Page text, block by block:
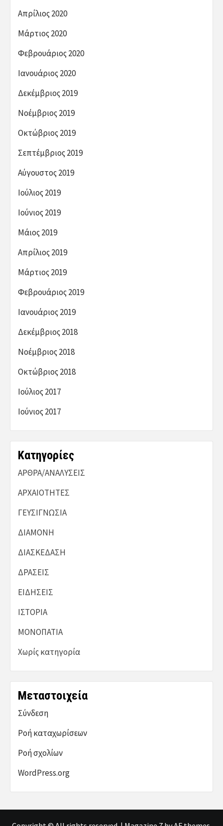
Απρίλιος 2020
Μάρτιος 2020
Φεβρουάριος 2020
Ιανουάριος 2020
Δεκέμβριος 2019
Νοέμβριος 2019
Οκτώβριος 2019
Σεπτέμβριος 2019
Αύγουστος 2019
Ιούλιος 2019
Ιούνιος 2019
Μάιος 2019
Απρίλιος 2019
Μάρτιος 2019
Φεβρουάριος 2019
Ιανουάριος 2019
Δεκέμβριος 2018
Νοέμβριος 2018
Οκτώβριος 2018
Ιούλιος 2017
Ιούνιος 2017
Kατηγορίες
ΑΡΘΡΑ/ΑΝΑΛΥΣΕΙΣ
ΑΡΧΑΙΟΤΗΤΕΣ
ΓΕΥΣΙΓΝΩΣΙΑ
ΔΙΑΜΟΝΗ
ΔΙΑΣΚΕΔΑΣΗ
ΔΡΑΣΕΙΣ
ΕΙΔΗΣΕΙΣ
ΙΣΤΟΡΙΑ
ΜΟΝΟΠΑΤΙΑ
Χωρίς κατηγορία
Μεταστοιχεία
Σύνδεση
Ροή καταχωρίσεων
Ροή σχολίων
WordPress.org